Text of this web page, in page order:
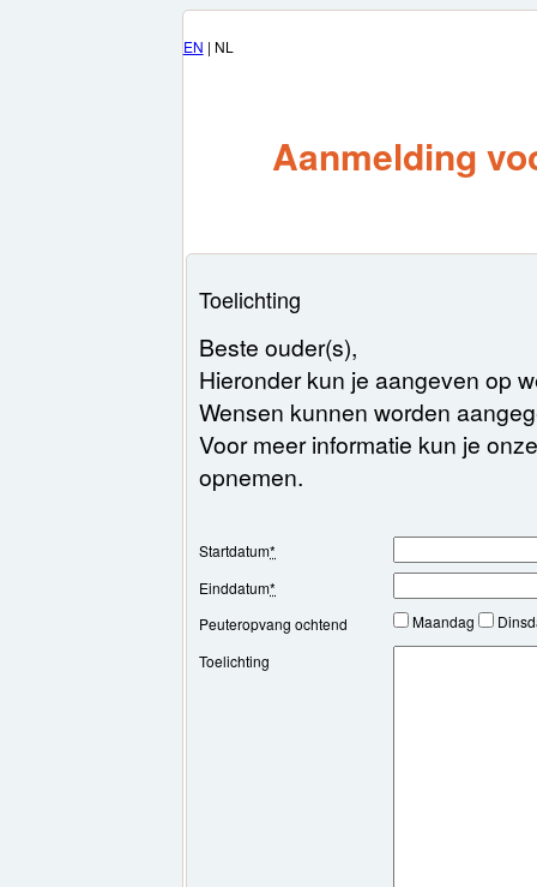
EN | NL
Aanmelding
Toelichting
Beste ouder(s),
Hieronder kun je aangeven op
Wensen kunnen worden
Voor meer informatie kun je
opnemen.
Startdatum*
Einddatum*
Peuteropvang ochtend
Maandag
Toelichting